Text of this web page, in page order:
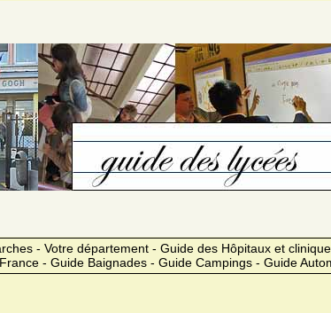
- Votre département - Guide des Hôpitaux et
- Guide Baignades - Guide Campings - Guide